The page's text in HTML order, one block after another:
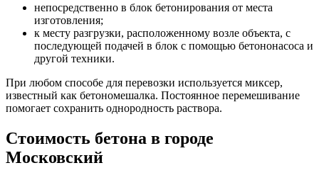
непосредственно в блок бетонирования от места
изготовления;
к месту разгрузки, расположенному возле объекта, с
последующей подачей в блок с помощью бетононасоса и
другой техники.
При любом способе для перевозки используется миксер,
известный как бетономешалка. Постоянное перемешивание
помогает сохранить однородность раствора.
Стоимость бетона в городе
Московский